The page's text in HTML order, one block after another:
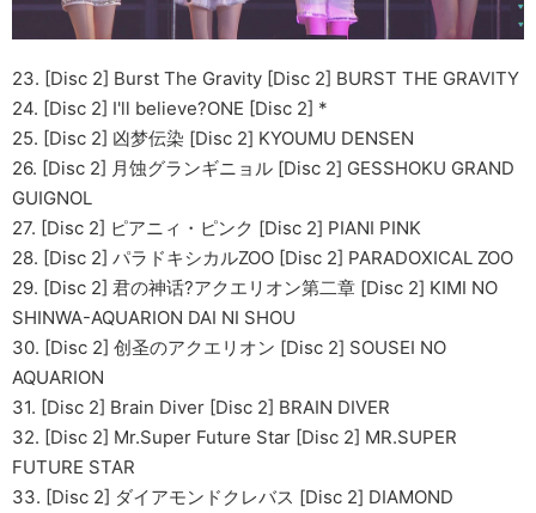
23. [Disc 2] Burst The Gravity [Disc 2] BURST THE GRAVITY
24. [Disc 2] I'll believe?ONE [Disc 2] *
25. [Disc 2] 凶梦伝染 [Disc 2] KYOUMU DENSEN
26. [Disc 2] 月蚀グランギニョル [Disc 2] GESSHOKU GRAND
GUIGNOL
27. [Disc 2] ピアニィ・ピンク [Disc 2] PIANI PINK
28. [Disc 2] パラドキシカルZOO [Disc 2] PARADOXICAL ZOO
29. [Disc 2] 君の神话?アクエリオン第二章 [Disc 2] KIMI NO
SHINWA-AQUARION DAI NI SHOU
30. [Disc 2] 创圣のアクエリオン [Disc 2] SOUSEI NO
AQUARION
31. [Disc 2] Brain Diver [Disc 2] BRAIN DIVER
32. [Disc 2] Mr.Super Future Star [Disc 2] MR.SUPER
FUTURE STAR
33. [Disc 2] ダイアモンドクレバス [Disc 2] DIAMOND